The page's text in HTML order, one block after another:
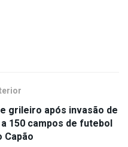
grileiro após invasão de
150 campos de futebol
Capão